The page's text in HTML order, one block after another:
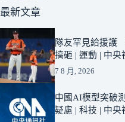
最新文章
隊友罕見給援護
搞砸 | 運動 | 中央
7 8 月, 2026
中國AI模型突破
疑慮 | 科技 | 中央